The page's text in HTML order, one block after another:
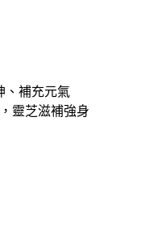
、補充元氣
靈芝滋補強身